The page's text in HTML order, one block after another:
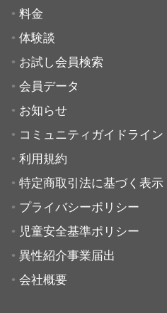
料金
体験談
お試し会員検索
会員データ
お知らせ
コミュニティガイドライン
利用規約
特定商取引法に基づく表示
プライバシーポリシー
児童安全基準ポリシー
異性紹介事業届出
会社概要